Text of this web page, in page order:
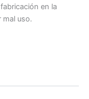
en la
mal uso.